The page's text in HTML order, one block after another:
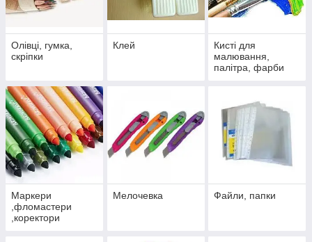
Олівці, гумка,
скріпки
Клей
Кисті для
малювання,
палітра, фарби
Маркери
,фломастери
,коректори
Мелочевка Файли, папки